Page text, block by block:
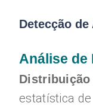
Detecção
Análise de
Distribuição
estatística